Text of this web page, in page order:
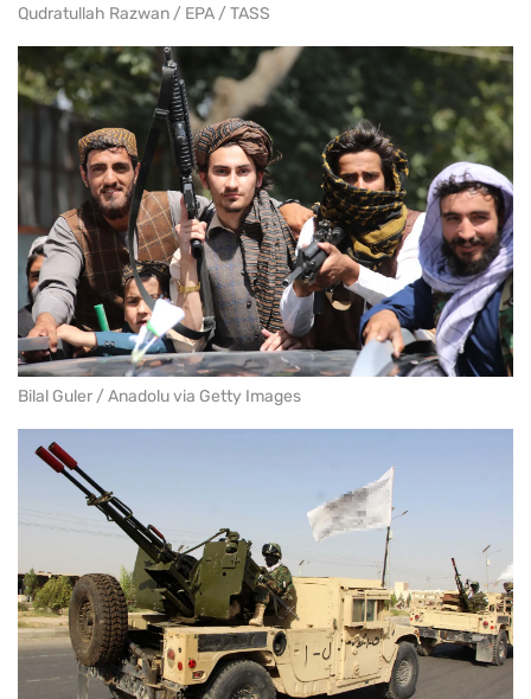
Qudratullah Razwan / EPA / TASS
Bilal Guler / Anadolu via Getty Images